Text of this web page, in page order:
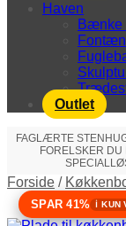
Haven
Bænke
Outlet
FAGLÆRTE
FORELSKER DU
Forside /
SPAR 41% KUN